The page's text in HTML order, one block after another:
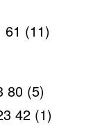
61 (11)
80 (5)
42 (1)